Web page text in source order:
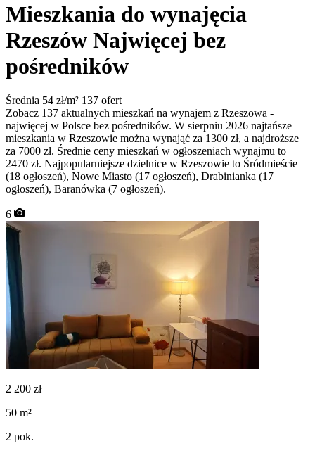
Mieszkania do wynajęcia
Rzeszów Najwięcej bez
pośredników
Średnia 54 zł/m² 137 ofert
Zobacz 137 aktualnych mieszkań na wynajem z Rzeszowa -
najwięcej w Polsce bez pośredników. W sierpniu 2026 najtańsze
mieszkania w Rzeszowie można wynająć za 1300 zł, a najdroższe
za 7000 zł. Średnie ceny mieszkań w ogłoszeniach wynajmu to
2470 zł. Najpopularniejsze dzielnice w Rzeszowie to Śródmieście
(18 ogłoszeń), Nowe Miasto (17 ogłoszeń), Drabinianka (17
ogłoszeń), Baranówka (7 ogłoszeń).
6
2 200 zł
50 m²
2 pok.